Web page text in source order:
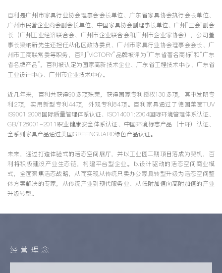
百利是广州市家具行业协会理事会会长单位、广东省家具协会执行会长单位、
广州市民营企业商会副会长单位、中国家具协会副理事长单位、广州“三会”副会
长（广州工业经济联合会、广州市企业联合会和广州市企业家协会），公司董
事长梁纳新先生还担任从化区政协委员、广州市家具行业协会理事会会长、广
州市工商联常委等职务，百利“VICTORY”品牌被评为“广东省著名商标”和“广东
省名牌产品”，百利被认定为国家高新技术企业、广东省工程技术中心、广东省
工业设计中心、广州市企业技术中心。
近几年来，百利共获得90多项殊荣，获得国家专利授权130多项，其中发明专
利2项，实用新型专利44项，外观专利84项。百利家具通过了德国莱茵TUV
IS9001:2008国际质量管理体系认证、ISO14001:2004国际环境管理体系认证、
GB/T28001-2011职业健康安全体系认证、中国环境标志产品（十环）认证、
全系列家具产品通过美国GREENGUARD绿色产品认证。
未来，通过打造体验式的活态空间展厅，并以工业园二期项目落成为契机，百
利将积极建设产业生态链，构建平台型企业。以设计驱动的活态空间商业模
式，全面聚焦活态战略，从而实现从传统只卖办公家具转型升级为活态空间整
体方案解决的专家，从传统产业到现代服务业、从低附加值向高附加值的产业
升级转型。
经 营 理 念